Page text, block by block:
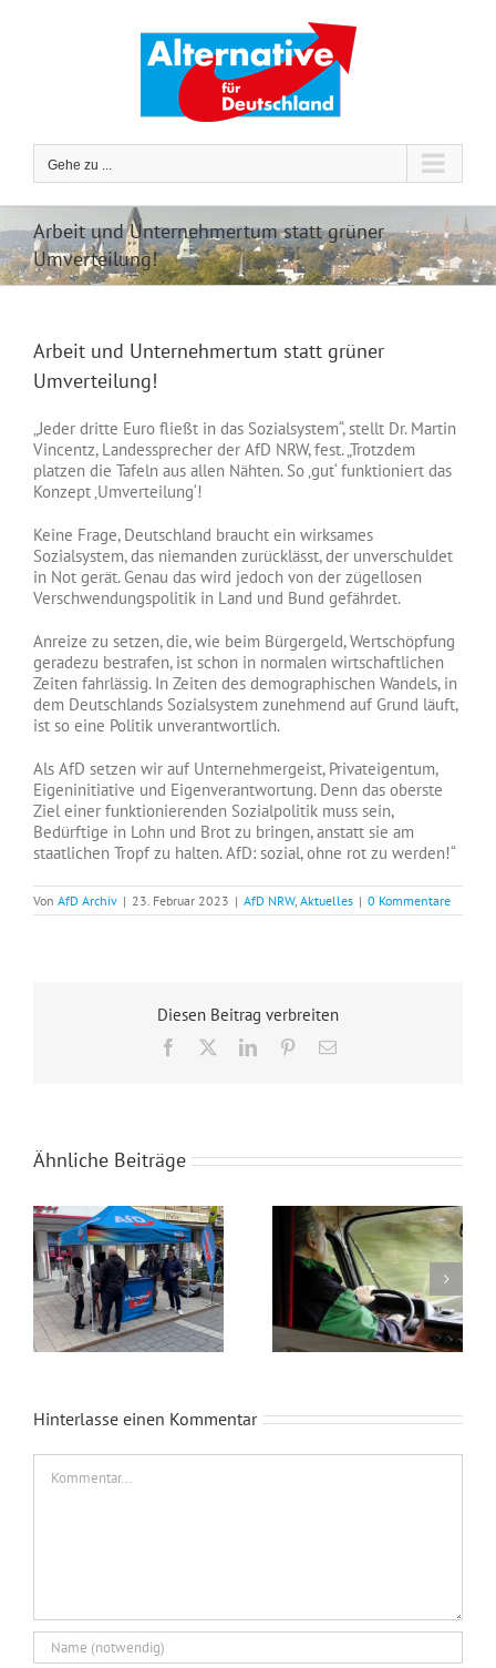
Gehe zu ...
Arbeit und Unternehmertum statt grüner
Umverteilung!
Arbeit und Unternehmertum statt grüner
Umverteilung!
„Jeder dritte Euro fließt in das Sozialsystem“, stellt Dr. Martin
Vincentz, Landessprecher der AfD NRW, fest. „Trotzdem
platzen die Tafeln aus allen Nähten. So ‚gut‘ funktioniert das
Konzept ‚Umverteilung‘!
Keine Frage, Deutschland braucht ein wirksames
Sozialsystem, das niemanden zurücklässt, der unverschuldet
in Not gerät. Genau das wird jedoch von der zügellosen
Verschwendungspolitik in Land und Bund gefährdet.
Anreize zu setzen, die, wie beim Bürgergeld, Wertschöpfung
geradezu bestrafen, ist schon in normalen wirtschaftlichen
Zeiten fahrlässig. In Zeiten des demographischen Wandels, in
dem Deutschlands Sozialsystem zunehmend auf Grund läuft,
ist so eine Politik unverantwortlich.
Als AfD setzen wir auf Unternehmergeist, Privateigentum,
Eigeninitiative und Eigenverantwortung. Denn das oberste
Ziel einer funktionierenden Sozialpolitik muss sein,
Bedürftige in Lohn und Brot zu bringen, anstatt sie am
staatlichen Tropf zu halten. AfD: sozial, ohne rot zu werden!“
Von AfD Archiv | 23. Februar 2023 | AfD NRW, Aktuelles | 0 Kommentare
Diesen Beitrag verbreiten
Facebook LinkedInPinterest
E-
Ähnliche Beiträge
Hinterlasse einen Kommentar